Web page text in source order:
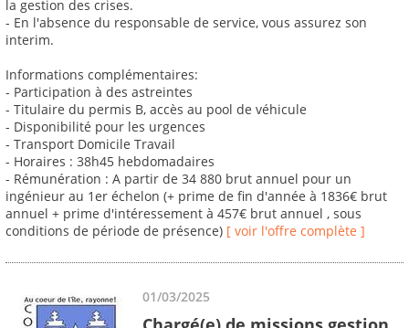
la gestion des crises.
- En l'absence du responsable de service, vous assurez son
interim.
Informations complémentaires:
- Participation à des astreintes
- Titulaire du permis B, accès au pool de véhicule
- Disponibilité pour les urgences
- Transport Domicile Travail
- Horaires : 38h45 hebdomadaires
- Rémunération : A partir de 34 880 brut annuel pour un
ingénieur au 1er échelon (+ prime de fin d'année à 1836€ brut
annuel + prime d'intéressement à 457€ brut annuel , sous
conditions de période de présence) [ voir l'offre complète ]
01/03/2025